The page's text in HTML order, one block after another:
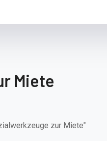
Miete
zur Miete"